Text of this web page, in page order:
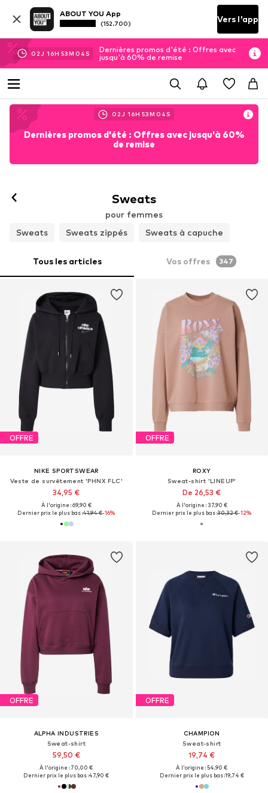
ABOUT YOU App
(152.700) Vers l'app
02J 16H 53M 02 S
Dernières promos d'été : Offres avec
jusqu'à 60% de remise
02J 16H 53M 02 S
Dernières promos d'été : Offres avec jusqu'à 60%
de remise
Sweats
pour femmes
Sweats
Sweats zippés Sweats à capuche
Tous les articles Vos offres 347
OFFRE
NIKE SPORTSWEAR
Veste de survêtement 'PHNX FLC'
34,95 €
À l'origine : 69,90 €
Dernier prix le plus bas :41,94 €-16%
OFFRE
ROXY
Sweat-shirt 'LINEUP'
De 26,53 €
À l'origine : 37,90 €
Dernier prix le plus bas :30,32 €-12%
OFFRE
ALPHA INDUSTRIES
Sweat-shirt
59,50 €
À l'origine : 70,00 €
Dernier prix le plus bas :47,90 €
OFFRE
CHAMPION
Sweat-shirt
19,74 €
À l'origine : 54,90 €
Dernier prix le plus bas :19,74 €